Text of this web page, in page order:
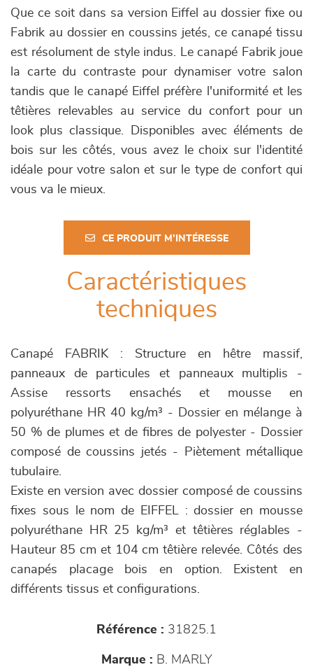
Que ce soit dans sa version Eiffel au dossier fixe ou
Fabrik au dossier en coussins jetés, ce canapé tissu
est résolument de style indus. Le canapé Fabrik joue
la carte du contraste pour dynamiser votre salon
tandis que le canapé Eiffel préfère l'uniformité et les
têtières relevables au service du confort pour un
look plus classique. Disponibles avec éléments de
bois sur les côtés, vous avez le choix sur l'identité
idéale pour votre salon et sur le type de confort qui
vous va le mieux.
CE PRODUIT M'INTÉRESSE
Caractéristiques
techniques
Canapé FABRIK : Structure en hêtre massif,
panneaux de particules et panneaux multiplis -
Assise ressorts ensachés et mousse en
polyuréthane HR 40 kg/m³ - Dossier en mélange à
50 % de plumes et de fibres de polyester - Dossier
composé de coussins jetés - Piètement métallique
tubulaire.
Existe en version avec dossier composé de coussins
fixes sous le nom de EIFFEL : dossier en mousse
polyuréthane HR 25 kg/m³ et têtières réglables -
Hauteur 85 cm et 104 cm têtière relevée. Côtés des
canapés placage bois en option. Existent en
différents tissus et configurations.
Référence : 31825.1
Marque : B. MARLY